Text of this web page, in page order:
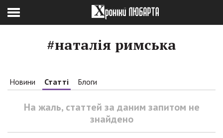
#наталія римська
Новини Статті Блоги
На жаль, статтей за даним запитом не
знайдено